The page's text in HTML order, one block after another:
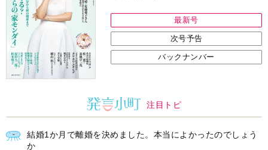
最新号
次号予告
バックナンバー
注目トピ
結婚1か月で離婚を決めました。本当によかったのでしょう
か